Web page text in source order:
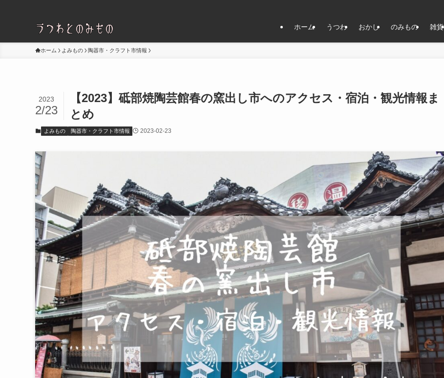
ホーム うつわ おかし のみもの 雑貨
ホーム よみもの 陶器市・クラフト市情報
【2023】砥部焼陶芸館春の窯出し市へのアクセス・宿泊・観光情報ま
とめ
2023
2/23
よみもの 陶器市・クラフト市情報 2023-02-23